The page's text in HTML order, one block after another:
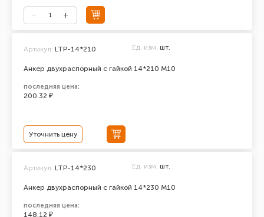
Анкер двухраспорный с гайкой 14*210 М10
Артикул: LTP-14*210 Ед. изм. шт.
последняя цена:
200.32 ₽
Уточнить цену
Анкер двухраспорный с гайкой 14*230 М10
Артикул: LTP-14*230 Ед. изм. шт.
последняя цена:
148.12 ₽